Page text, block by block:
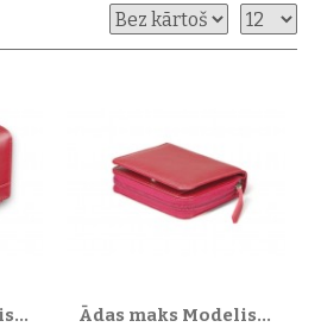
komplektam iesakām pieskaņot
unceļojumu somas.
kas piešķir raksturu tēlam.
ar izturīgu, ar rokām veidotu apdari.
Rīgā, Latvijā kopš 1993. gada.
un materiāliem: Mūsu ražošana
Ādas maks Modelis 161 BL-0-5 Ādas maks Modelis 302 BL-0-5